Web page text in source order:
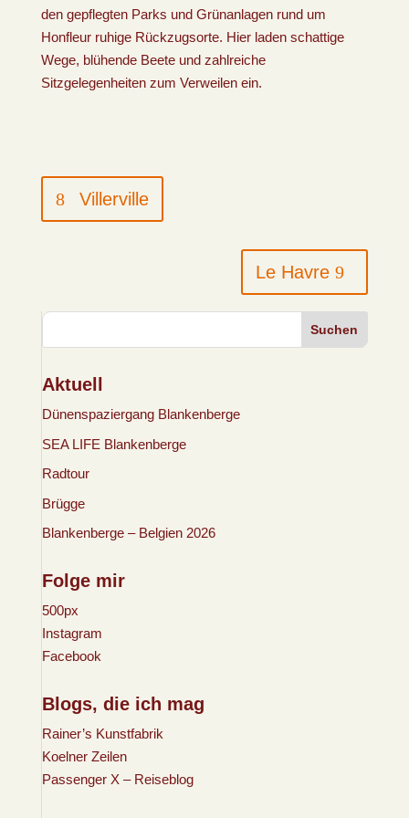
den gepflegten Parks und Grünanlagen rund um
Honfleur ruhige Rückzugsorte. Hier laden schattige
Wege, blühende Beete und zahlreiche
Sitzgelegenheiten zum Verweilen ein.
Villerville
Le Havre
Suchen
Aktuell
Dünenspaziergang Blankenberge
SEA LIFE Blankenberge
Radtour
Brügge
Blankenberge – Belgien 2026
Folge mir
500px
Instagram
Facebook
Blogs, die ich mag
Rainer’s Kunstfabrik
Koelner Zeilen
Passenger X – Reiseblog